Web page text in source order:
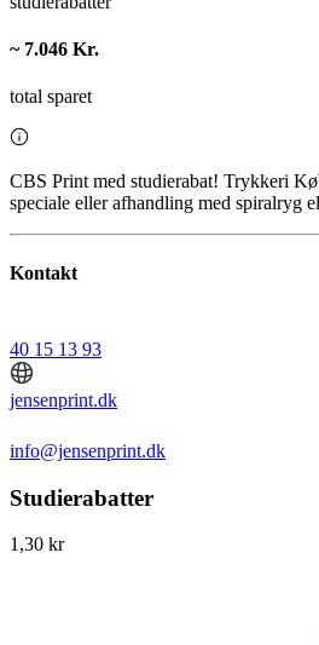
~ 7.046 Kr.
total sparet
CBS Print med studierabat! Trykkeri
speciale eller afhandling med spiralryg
Kontakt
40 15 13 93
jensenprint.dk
info@jensenprint.dk
Studierabatter
1,30 kr